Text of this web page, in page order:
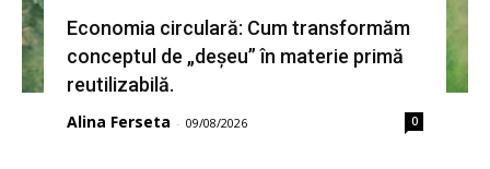
Economia circulară: Cum transformăm
conceptul de „deșeu” în materie primă
reutilizabilă.
Alina Ferseta - 09/08/2026 0